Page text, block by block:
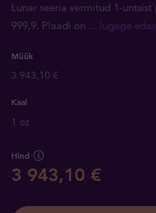
Lunar seeria vermitud 1-
999,9. Plaadi on ... lugege
Müük
3 943,10 €
Kaal
1 oz
Hind
3 943,10 €